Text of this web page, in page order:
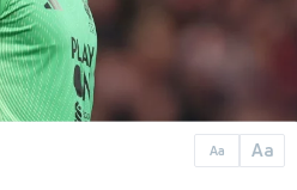
Aa Aa